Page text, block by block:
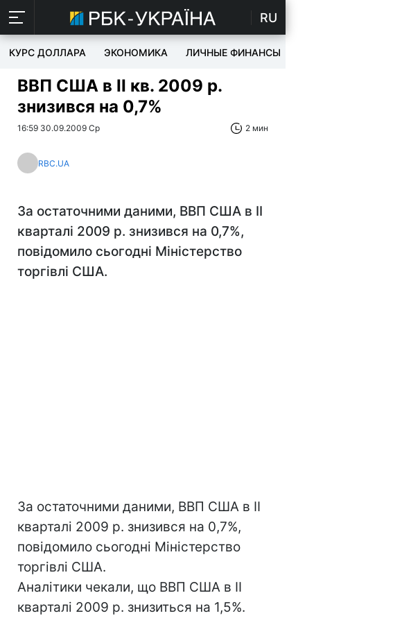
RU
КУРС ДОЛЛАРА ЭКОНОМИКА ЛИЧНЫЕ ФИНАНСЫ
ВВП США в II кв. 2009 р.
знизився на 0,7%
16:59 30.09.2009 Ср 2 мин
RBC.UA
За остаточними даними, ВВП США в II
кварталі 2009 р. знизився на 0,7%,
повідомило сьогодні Міністерство
торгівлі США.
За остаточними даними, ВВП США в II
кварталі 2009 р. знизився на 0,7%,
повідомило сьогодні Міністерство
торгівлі США.
Аналітики чекали, що ВВП США в II
кварталі 2009 р. знизиться на 1,5%.